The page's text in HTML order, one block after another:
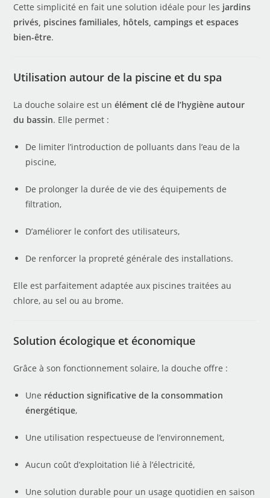
Cette simplicité en fait une solution idéale pour les jardins
privés, piscines familiales, hôtels, campings et espaces
bien-être.
Utilisation autour de la piscine et du spa
La douche solaire est unélément clé de l’hygiène autour
du bassin. Elle permet :
De limiter l’introduction de polluants dans l’eau de la
piscine,
De prolonger la durée de vie des équipements de
filtration,
D’améliorer le confort des utilisateurs,
De renforcer la propreté générale des installations.
Elle est parfaitement adaptée aux piscines traitées au
chlore, au sel ou au brome.
Solution écologique et économique
Grâce à son fonctionnement solaire, la douche offre :
Une réduction significative de la consommation
énergétique,
Une utilisation respectueuse de l’environnement,
Aucun coût d’exploitation lié à l’électricité,
Une solution durable pour un usage quotidien en saison